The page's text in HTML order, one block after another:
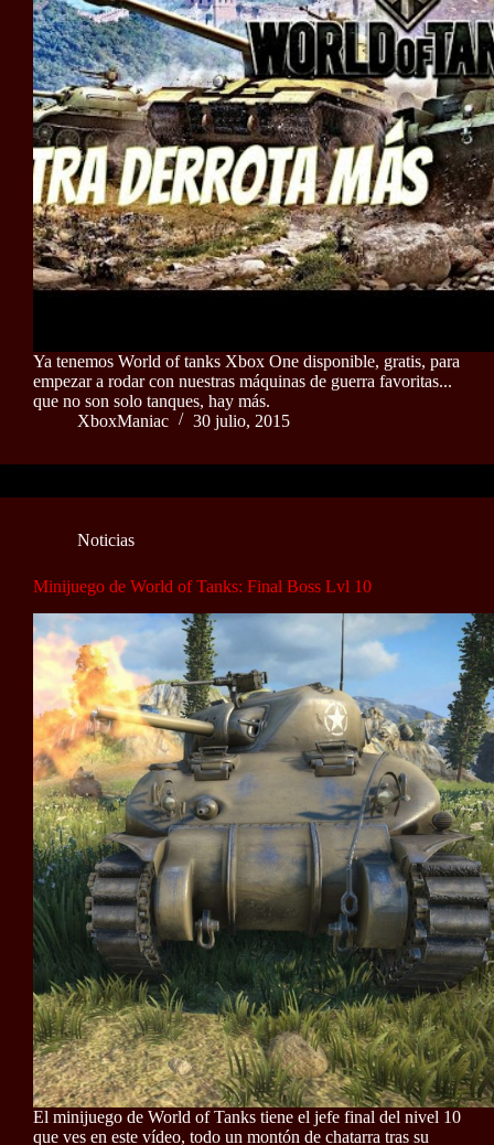
Ya tenemos World of tanks Xbox One disponible, gratis, para
empezar a rodar con nuestras máquinas de guerra favoritas...
que no son solo tanques, hay más.
XboxManiac
30 julio, 2015
Noticias
Minijuego de World of Tanks: Final Boss Lvl 10
El minijuego de World of Tanks tiene el jefe final del nivel 10
que ves en este vídeo, todo un montón de chatarra tras su